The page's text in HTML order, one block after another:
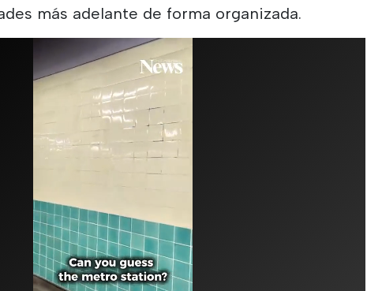
más adelante de forma organizada.